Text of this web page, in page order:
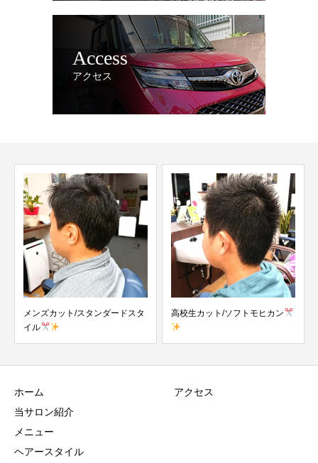
Access
アクセス
メンズカット/スタンダードスタ
イル
高校生カット/ソフトモヒカン
ホーム
当サロン紹介
メニュー
ヘアースタイル
アクセス